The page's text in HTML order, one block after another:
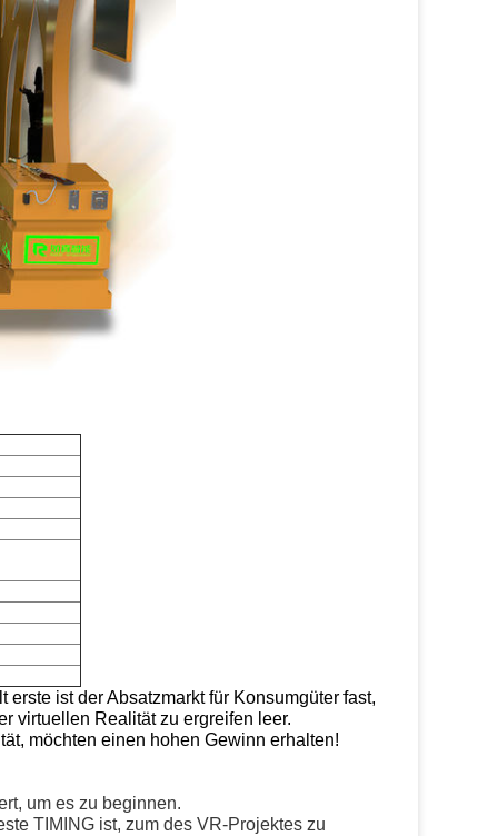
ist der Absatzmarkt für Konsumgüter fast,
virtuellen Realität zu ergreifen leer.
möchten einen hohen Gewinn erhalten!
um es zu beginnen.
TIMING ist, zum des VR-Projektes zu